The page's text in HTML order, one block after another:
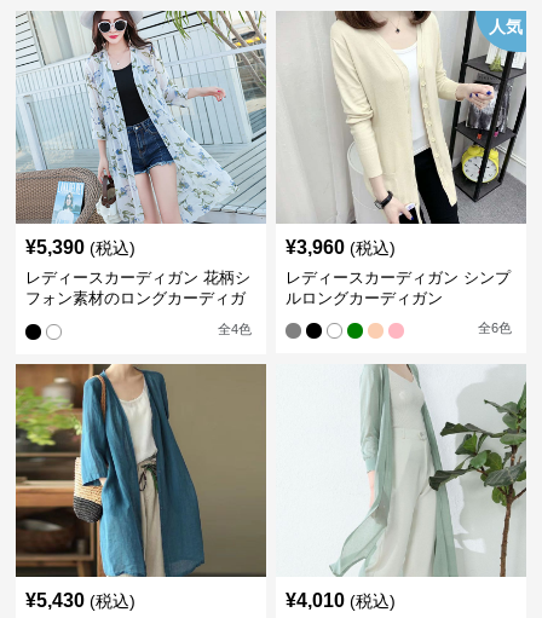
¥5,390 (税込)
レディースカーディガン 花柄シ
フォン素材のロングカーディガ
全4色
人気
¥3,960 (税込)
レディースカーディガン シンプ
ルロングカーディガン
全6色
¥5,430 (税込) ¥4,010 (税込)